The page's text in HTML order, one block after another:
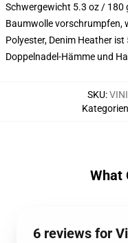
Schwergewicht 5.3 oz / 180
Baumwolle vorschrumpfen,
Polyester, Denim Heather
Doppelnadel-Hämme und
SKU:
Kategorien
What
6 reviews for